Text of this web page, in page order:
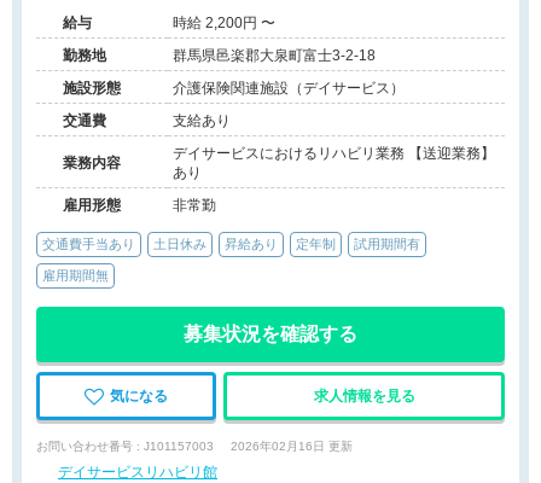
給与
時給 2,200円 〜
勤務地
群馬県邑楽郡大泉町富士3-2-18
施設形態
介護保険関連施設（デイサービス）
交通費
支給あり
業務内容
デイサービスにおけるリハビリ業務 【送迎業務】
あり
雇用形態
非常勤
交通費手当あり 土日休み 昇給あり 定年制 試用期間有
雇用期間無
募集状況を確認する
気になる 求人情報を見る
お問い合わせ番号 : J101157003 2026年02月16日 更新
デイサービスリハビリ館